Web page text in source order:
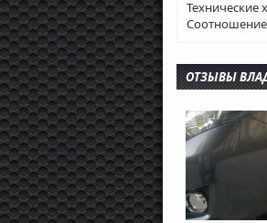
Технические
Соотношение
ОТЗЫВЫ